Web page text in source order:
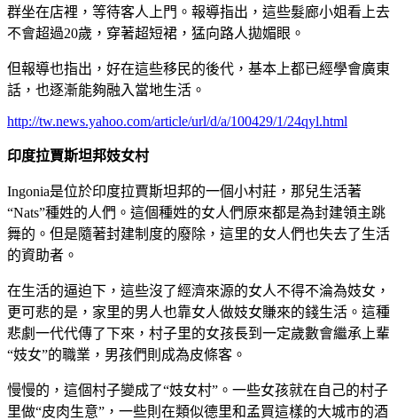
群坐在店裡，等待客人上門。報導指出，這些髮廊小姐看上去
不會超過20歲，穿著超短裙，猛向路人拋媚眼。
但報導也指出，好在這些移民的後代，基本上都已經學會廣東
話，也逐漸能夠融入當地生活。
http://tw.news.yahoo.com/article/url/d/a/100429/1/24qyl.html
印度拉賈斯坦邦妓女村
Ingonia是位於印度拉賈斯坦邦的一個小村莊，那兒生活著
“Nats”種姓的人們。這個種姓的女人們原來都是為封建領主跳
舞的。但是隨著封建制度的廢除，這里的女人們也失去了生活
的資助者。
在生活的逼迫下，這些沒了經濟來源的女人不得不淪為妓女，
更可悲的是，家里的男人也靠女人做妓女賺來的錢生活。這種
悲劇一代代傳了下來，村子里的女孩長到一定歲數會繼承上輩
“妓女”的職業，男孩們則成為皮條客。
慢慢的，這個村子變成了“妓女村”。一些女孩就在自己的村子
里做“皮肉生意”，一些則在類似德里和孟買這樣的大城市的酒